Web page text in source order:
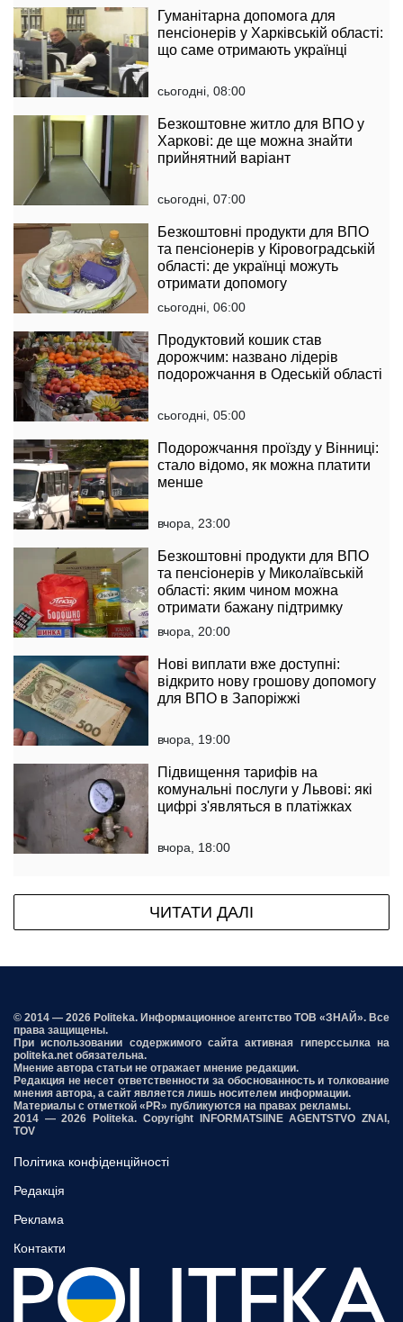
Гуманітарна допомога для
пенсіонерів у Харківській області:
що саме отримають українці
сьогодні, 08:00
Безкоштовне житло для ВПО у
Харкові: де ще можна знайти
прийнятний варіант
сьогодні, 07:00
Безкоштовні продукти для ВПО
та пенсіонерів у Кіровоградській
області: де українці можуть
отримати допомогу
сьогодні, 06:00
Продуктовий кошик став
дорожчим: названо лідерів
подорожчання в Одеській області
сьогодні, 05:00
Подорожчання проїзду у Вінниці:
стало відомо, як можна платити
менше
вчора, 23:00
Безкоштовні продукти для ВПО
та пенсіонерів у Миколаївській
області: яким чином можна
отримати бажану підтримку
вчора, 20:00
Нові виплати вже доступні:
відкрито нову грошову допомогу
для ВПО в Запоріжжі
вчора, 19:00
Підвищення тарифів на
комунальні послуги у Львові: які
цифрі з'являться в платіжках
вчора, 18:00
ЧИТАТИ ДАЛІ
© 2014 — 2026 Politeka. Информационное агентство ТОВ «ЗНАЙ». Все
права защищены.
При использовании содержимого сайта активная гиперссылка на
politeka.net обязательна.
Мнение автора статьи не отражает мнение редакции.
Редакция не несет ответственности за обоснованность и толкование
мнения автора, а сайт является лишь носителем информации.
Материалы с отметкой «PR» публикуются на правах рекламы.
2014 — 2026 Politeka. Copyright INFORMATSIINE AGENTSTVO ZNAI,
TOV
Політика конфіденційності
Редакція
Реклама
Контакти